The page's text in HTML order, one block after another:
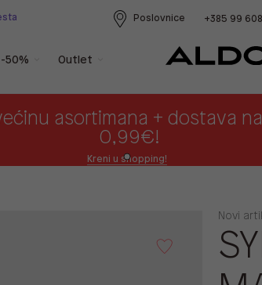
Poslovnice +385 99
50% Outlet
asortimana + dostava
0,99€!
Kreni u shopping!
Novi